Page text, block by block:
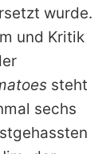
wurde.
und Kritik
steht
sechs